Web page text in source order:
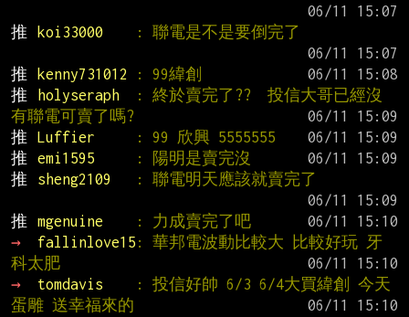
推
koi33000
: 聯電是不是要倒完了
推
kenny731012 : 99緯創
推
holyseraph
: 終於賣完了??  投信大哥已經沒
有聯電可賣了嗎?
推
Luffier : 99 欣興 5555555
推
emi1595 : 陽明是賣完沒
推
sheng2109
: 聯電明天應該就賣完了
推
mgenuine : 力成賣完了吧
→
fallinlove15 : 華邦電波動比較大 比較好玩 牙
科太肥
→
tomdavis
: 投信好帥 6/3 6/4大買緯創 今天
蛋雕 送幸福來的